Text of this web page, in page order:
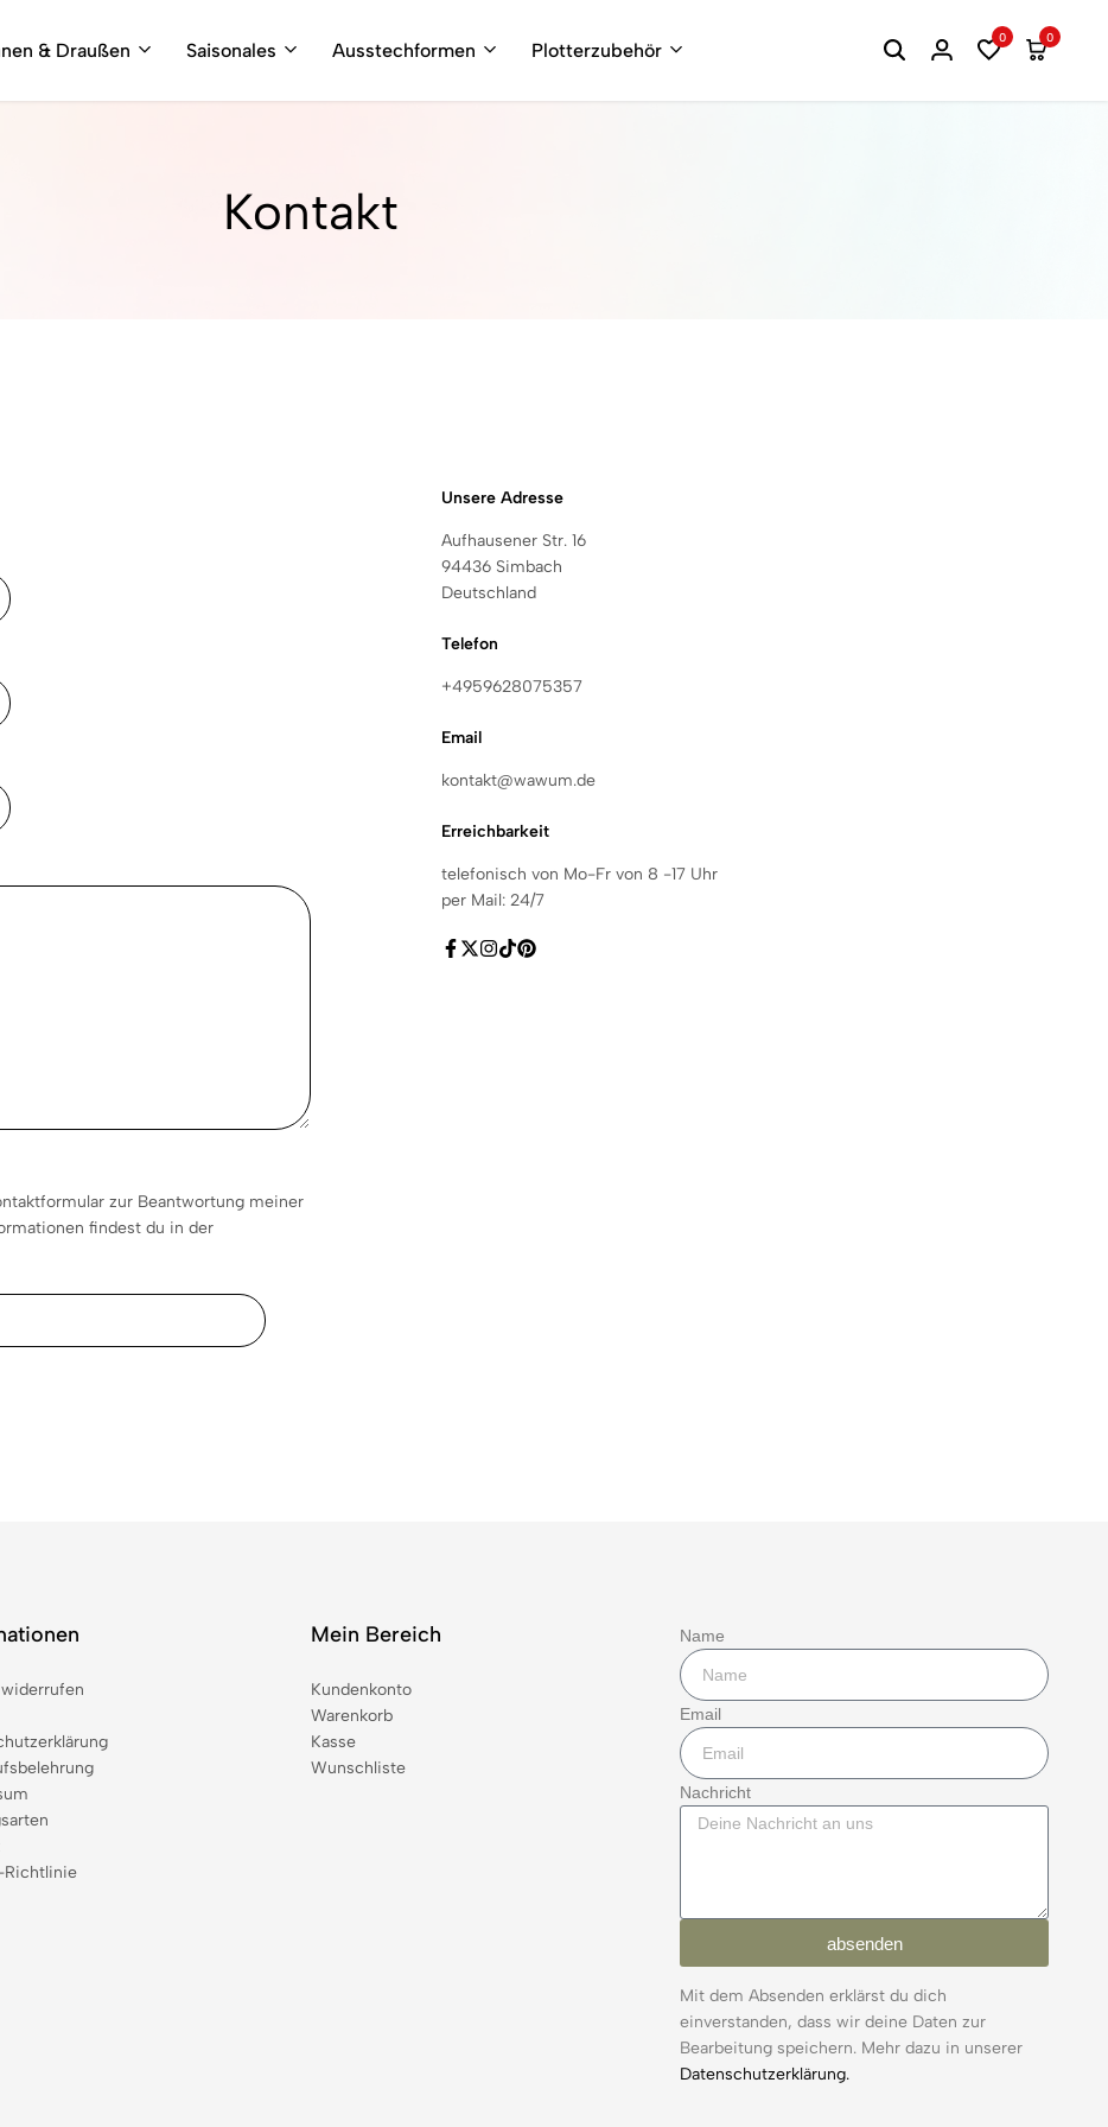
& Draußen Saisonales Ausstechformen Plotterzubehör
0 0
Kontakt
zur Beantwortung meiner
findest du in der
Unsere Adresse
Aufhausener Str. 16
94436 Simbach
Deutschland
Telefon
+4959628075357
Email
kontakt@wawum.de
Erreichbarkeit
telefonisch von Mo-Fr von 8 -17 Uhr
per Mail: 24/7
Mein Bereich
Kundenkonto
Warenkorb
Kasse
Wunschliste
Name
Email
Nachricht
absenden
Mit dem Absenden erklärst du dich
einverstanden, dass wir deine Daten zur
Bearbeitung speichern. Mehr dazu in unserer
Datenschutzerklärung.